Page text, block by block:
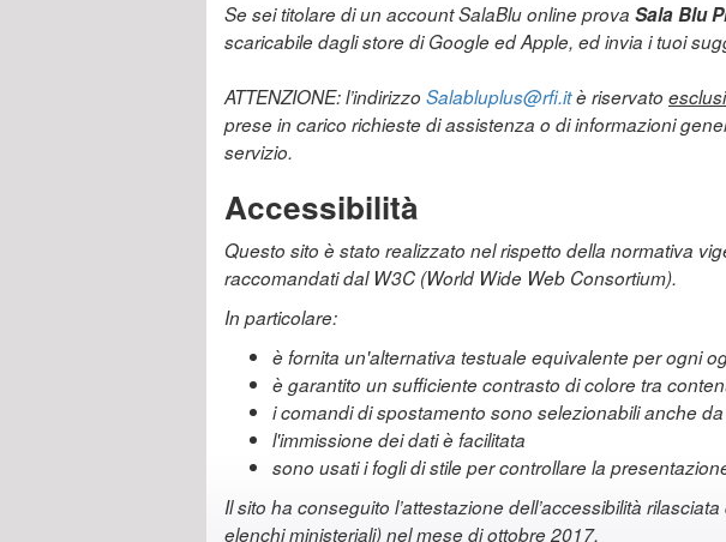
Se sei titolare di un account SalaBlu online prova Sala Blu
scaricabile dagli store di Google ed Apple, ed invia i tuoi
ATTENZIONE: l’indirizzo Salabluplus@rfi.itè riservato
prese in carico richieste di assistenza o di informazioni
servizio.
Accessibilità
Questo sito è stato realizzato nel rispetto della normativa
raccomandati dal W3C (World Wide Web Consortium).
In particolare:
è fornita un'alternativa testuale equivalente per ogni
è garantito un sufficiente contrasto di colore tra
i comandi di spostamento sono selezionabili anche
l'immissione dei dati è facilitata
sono usati i fogli di stile per controllare la
Il sito ha conseguito l’attestazione dell’accessibilità
elenchi ministeriali) nel mese di ottobre 2017.